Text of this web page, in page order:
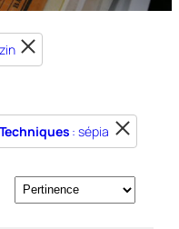
Techniques : sépia